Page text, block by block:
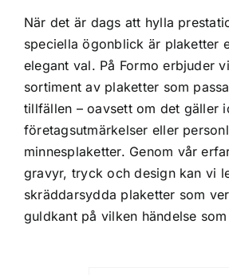
Profilprodukter
Lotter
Övrigt
Kontakta oss
När det är dags att hylla
speciella ögonblick är plaketter
elegant val. På Formo erbjuder
sortiment av plaketter som
tillfällen – oavsett om det gäller
företagsutmärkelser eller
minnesplaketter. Genom vår
gravyr, tryck och design kan vi
skräddarsydda plaketter som
guldkant på vilken händelse